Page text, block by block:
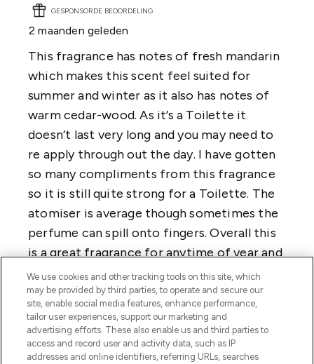
We use cookies and other tracking tools on this site, which
may be provided by third parties, to operate and secure our
site, enable social media features, enhance performance,
tailor user experiences, support our marketing and
advertising efforts. These also enable us and third parties to
access and record user and activity data, such as IP
addresses and online identifiers, referring URLs, searches